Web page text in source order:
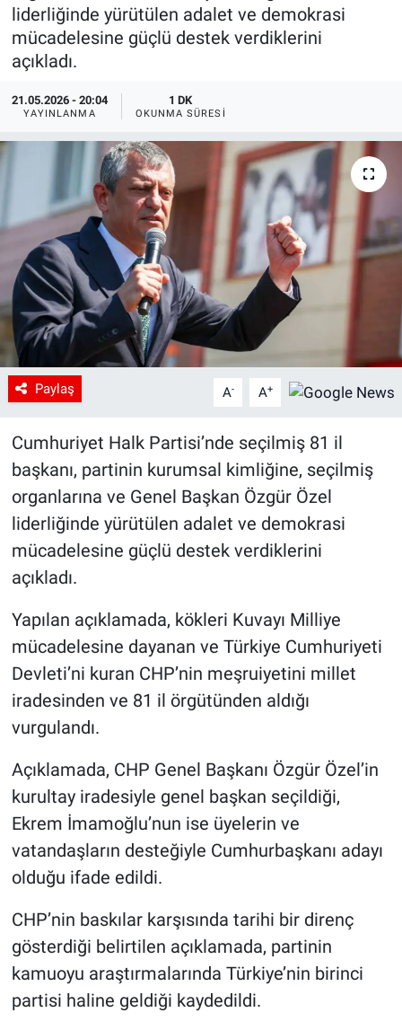
liderliğinde yürütülen adalet ve demokrasi
mücadelesine güçlü destek verdiklerini
açıkladı.
21.05.2026 - 20:04
YAYINLANMA
1 DK
OKUNMA SÜRESI
Paylaş A- A+
Cumhuriyet Halk Partisi’nde seçilmiş 81 il
başkanı, partinin kurumsal kimliğine, seçilmiş
organlarına ve Genel Başkan Özgür Özel
liderliğinde yürütülen adalet ve demokrasi
mücadelesine güçlü destek verdiklerini
açıkladı.
Yapılan açıklamada, kökleri Kuvayı Milliye
mücadelesine dayanan ve Türkiye Cumhuriyeti
Devleti’ni kuran CHP’nin meşruiyetini millet
iradesinden ve 81 il örgütünden aldığı
vurgulandı.
Açıklamada, CHP Genel Başkanı Özgür Özel’in
kurultay iradesiyle genel başkan seçildiği,
Ekrem İmamoğlu’nun ise üyelerin ve
vatandaşların desteğiyle Cumhurbaşkanı adayı
olduğu ifade edildi.
CHP’nin baskılar karşısında tarihi bir direnç
gösterdiği belirtilen açıklamada, partinin
kamuoyu araştırmalarında Türkiye’nin birinci
partisi haline geldiği kaydedildi.